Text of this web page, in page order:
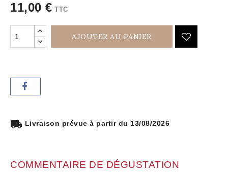
11,00 € TTC
AJOUTER AU PANIER
local_shipping Livraison prévue à partir du 13/08/2026
COMMENTAIRE DE DÉGUSTATION